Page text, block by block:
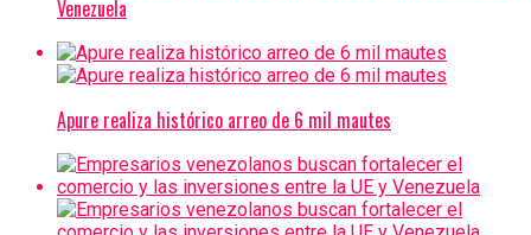
Venezuela
Apure realiza histórico arreo de 6 mil mautes